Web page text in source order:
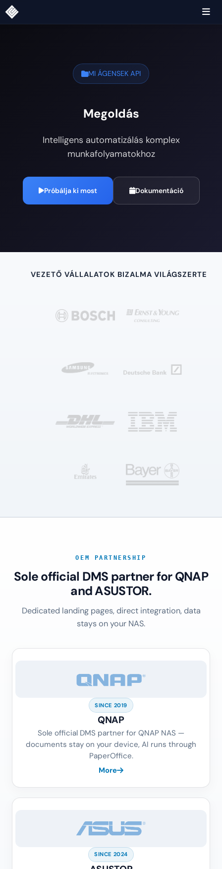
MI ÁGENSEK API
Megoldás
Intelligens automatizálás komplex
munkafolyamatokhoz
Próbálja ki most Dokumentáció
VEZETŐ VÁLLALATOK BIZALMA VILÁGSZERTE
OEM PARTNERSHIP
Sole official DMS partner for QNAP
and ASUSTOR.
Dedicated landing pages, direct integration, data
stays on your NAS.
SINCE 2019
QNAP
Sole official DMS partner for QNAP NAS —
documents stay on your device, AI runs through
PaperOffice.
More
SINCE 2024